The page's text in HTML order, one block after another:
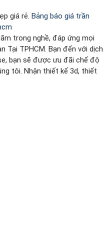
giá rẻ. Bảng báo giá trần
trong nghề, đáp ứng mọi
Tại TPHCM. Bạn đến với dịch
bạn sẽ được ưu đãi chế độ
tôi. Nhận thiết kế 3d, thiết